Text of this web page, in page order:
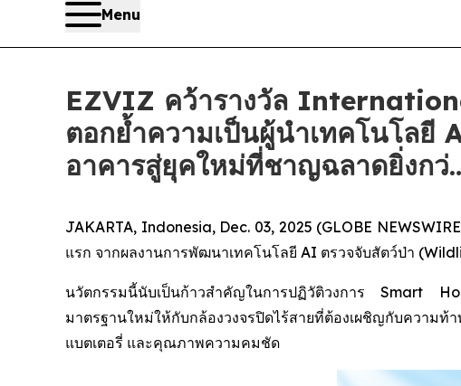
Menu
EZVIZ คว้ารางวัล
ตอกย้ำความเป็นผู้นำเทคโนโลยี
อาคารสู่ยุคใหม่ที่ชาญฉลาดยิ่งกว่
JAKARTA, Indonesia, Dec. 03, 2025 (GLOBE
แรก จากผลงานการพัฒนาเทคโนโลยี AI ตรวจจับสัตว์ป่า
นวัตกรรมนี้นับเป็นก้าวสำคัญในการปฏิวัติวงการ Smart
มาตรฐานใหม่ให้กับกล้องวงจรปิดไร้สายที่ต้องเผชิญกับควา
แบตเตอรี่ และคุณภาพความคมชัด